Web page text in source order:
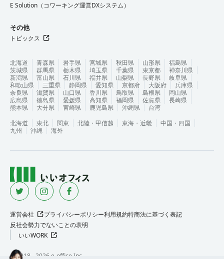
E Solution（コワーキング運営DXシステム）
その他
トピックス
北海道 青森県 岩手県 宮城県 秋田県 山形県
福島県
茨城県
群馬県 栃木県 埼玉県 千葉県 東京都
神奈川県
新潟県
富山県 石川県 福井県 山梨県 長野県
岐阜県
和歌山県
三重県 静岡県 愛知県 京都府 大阪府
兵庫県
奈良県
滋賀県 山口県 香川県 鳥取県 島根県
岡山県
広島県
徳島県 愛媛県 高知県 福岡県 佐賀県
長崎県
熊本県
大分県 宮崎県 鹿児島県 沖縄県
台湾
北海道
東北 関東 北陸・甲信越 東海・近畿
中国・四国
九州
沖縄 海外
運営会社 プライバシーポリシー利用規約特商法に基づく表記
反社会勢力でないことの表明
いいWORK
©︎ 2018 - 2026 e-office Inc.